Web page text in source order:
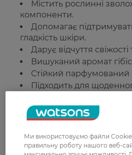
Містить рослинні
компоненти.
Допомагає підтримувати
гладкість шкіри.
Дарує відчуття
Вишуканий аромат
Стійкий
Підходить для
Країна-виробник:Туреччина
Рейтинг та відгуки
Ми використовуємо файли
правильну роботу нашого веб-